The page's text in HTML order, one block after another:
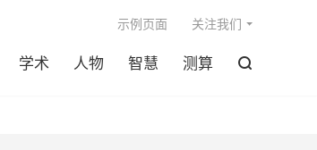
学术 人物 智慧 测算 
示例页面 关注我们